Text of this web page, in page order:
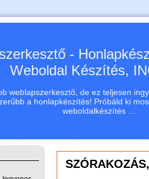
-
Weboldal Készítés,
weblapszerkesztő, de ez teljesen
a honlapkészítés! Próbáld ki
weboldalkészítés ...